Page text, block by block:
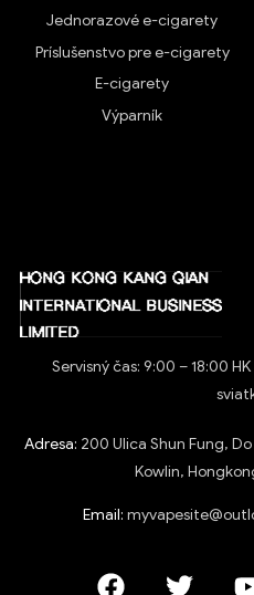
Jednorazové e-cigarety
Príslušenstvo pre e-cigarety
E-cigarety
Výparník
Servisný čas: 9:00 – 18:00
Adresa: 200 Ulica Shun Fung,
Kowlin,
Email: